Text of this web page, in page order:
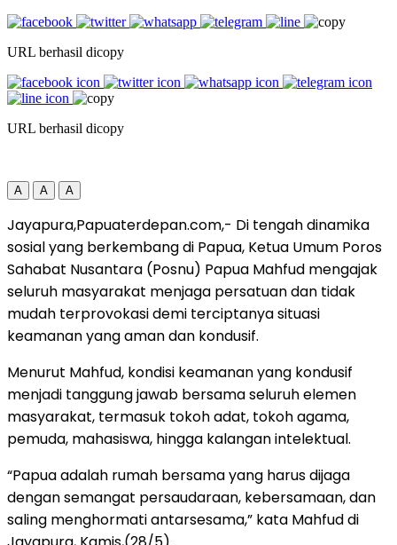
URL berhasil dicopy
URL berhasil dicopy
A A A
Jayapura,Papuaterdepan.com,- Di tengah dinamika
sosial yang berkembang di Papua, Ketua Umum Poros
Sahabat Nusantara (Posnu) Papua Mahfud mengajak
seluruh masyarakat menjaga persatuan dan tidak
mudah terprovokasi demi terciptanya situasi
keamanan yang aman dan kondusif.
Menurut Mahfud, kondisi keamanan yang kondusif
menjadi tanggung jawab bersama seluruh elemen
masyarakat, termasuk tokoh adat, tokoh agama,
pemuda, mahasiswa, hingga kalangan intelektual.
“Papua adalah rumah bersama yang harus dijaga
dengan semangat persaudaraan, kebersamaan, dan
saling menghormati antarsesama,” kata Mahfud di